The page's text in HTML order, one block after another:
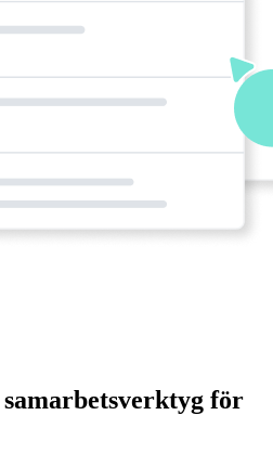
för